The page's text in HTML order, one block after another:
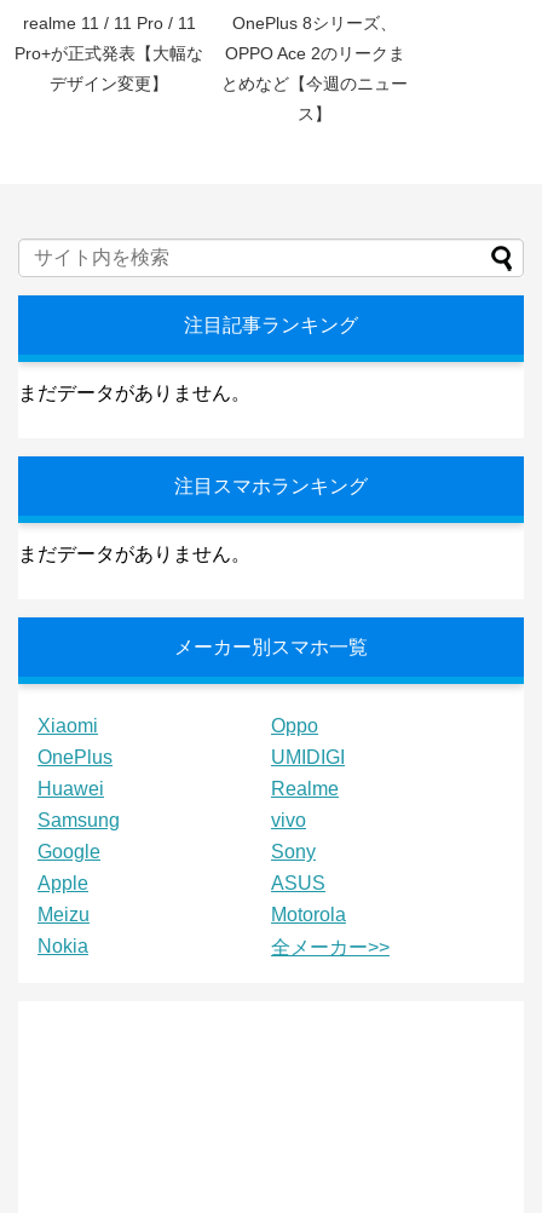
realme 11 / 11 Pro / 11
Pro+が正式発表【大幅な
デザイン変更】
OnePlus 8シリーズ、
OPPO Ace 2のリークま
とめなど【今週のニュー
ス】
注目記事ランキング
まだデータがありません。
注目スマホランキング
まだデータがありません。
メーカー別スマホ一覧
Xiaomi
Oppo
OnePlus
UMIDIGI
Huawei
Realme
Samsung
vivo
Google
Sony
Apple
ASUS
Meizu
Motorola
Nokia
全メーカー>>